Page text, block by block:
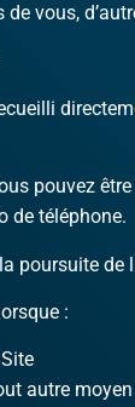
vous,
pouvez
de téléphone.
poursuite de
:
autre